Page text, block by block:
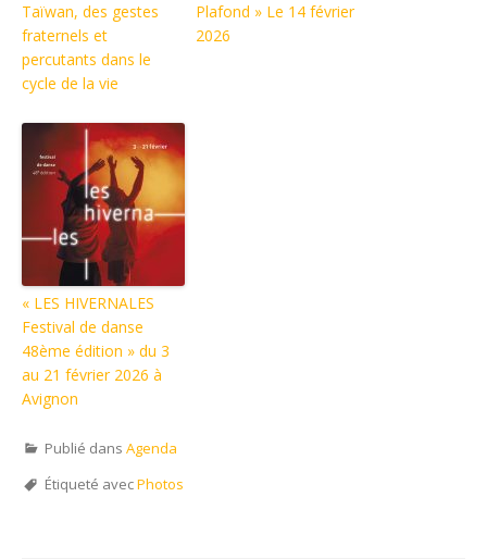
Taïwan, des gestes
fraternels et
percutants dans le
cycle de la vie
Plafond » Le 14 février
2026
« LES HIVERNALES
Festival de danse
48ème édition » du 3
au 21 février 2026 à
Avignon
Publié dans Agenda
Étiqueté avecPhotos